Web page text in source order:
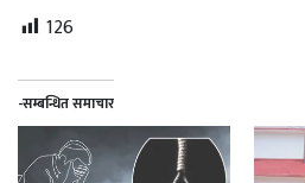
126
-सम्बन्धित समाचार